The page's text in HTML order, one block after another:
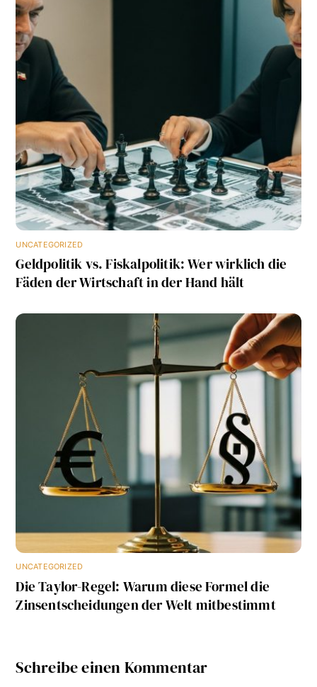
UNCATEGORIZED
Geldpolitik vs. Fiskalpolitik: Wer wirklich die
Fäden der Wirtschaft in der Hand hält
UNCATEGORIZED
Die Taylor-Regel: Warum diese Formel die
Zinsentscheidungen der Welt mitbestimmt
Schreibe einen Kommentar